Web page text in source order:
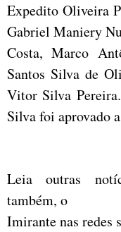
Expedito Oliveira
Gabriel Maniery
Costa, Marco
Santos Silva de
Vitor Silva
Silva foi aprovado
Leia outras
também, o
Imirante nas redes